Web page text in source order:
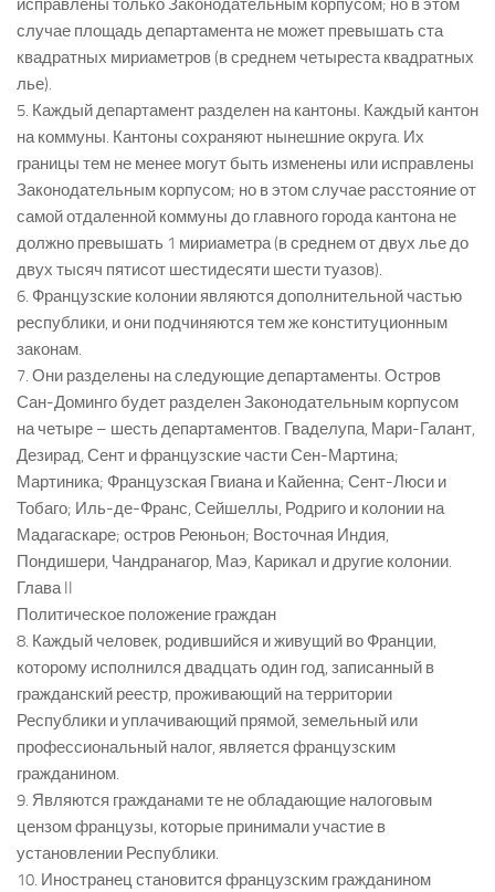
исправлены только Законодательным корпусом; но в этом
случае площадь департамента не может превышать ста
квадратных мириаметров (в среднем четыреста квадратных
лье).
5. Каждый департамент разделен на кантоны. Каждый кантон
на коммуны. Кантоны сохраняют нынешние округа. Их
границы тем не менее могут быть изменены или исправлены
Законодательным корпусом; но в этом случае расстояние от
самой отдаленной коммуны до главного города кантона не
должно превышать 1 мириаметра (в среднем от двух лье до
двух тысяч пятисот шестидесяти шести туазов).
6. Французские колонии являются дополнительной частью
республики, и они подчиняются тем же конституционным
законам.
7. Они разделены на следующие департаменты. Остров
Сан-Доминго будет разделен Законодательным корпусом
на четыре – шесть департаментов. Гваделупа, Мари-Галант,
Дезирад, Сент и французские части Сен-Мартина;
Мартиника; Французская Гвиана и Кайенна; Сент-Люси и
Тобаго; Иль-де-Франс, Сейшеллы, Родриго и колонии на
Мадагаскаре; остров Реюньон; Восточная Индия,
Пондишери, Чандранагор, Маэ, Карикал и другие колонии.
Глава II
Политическое положение граждан
8. Каждый человек, родившийся и живущий во Франции,
которому исполнился двадцать один год, записанный в
гражданский реестр, проживающий на территории
Республики и уплачивающий прямой, земельный или
профессиональный налог, является французским
гражданином.
9. Являются гражданами те не обладающие налоговым
цензом французы, которые принимали участие в
установлении Республики.
10. Иностранец становится французским гражданином